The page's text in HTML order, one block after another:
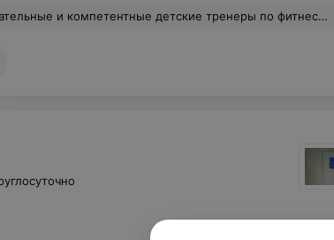
Кирилла! Дочь в полном восторге, не нужно уговаривать идти на тренировки и я вижу результат занятий! Пока ребёнок на тренировке можно самому потренироваться как на групповых занятиях, так и в тренажерном зале, или поплавать в бассейне и не тратить время в пустую. Сплошные плюсы. Выбрал Yestoday так как все в одном месте и на достаточно высоком уровне.